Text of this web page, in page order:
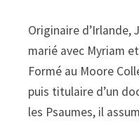
Originaire d’Irlande,
marié avec Myriam
Formé au Moore
puis titulaire d’un
les Psaumes, il